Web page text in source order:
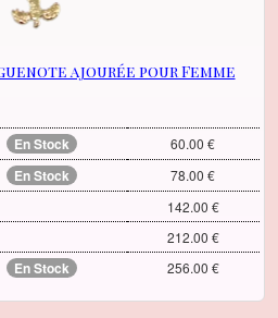
ajourée pour Femme
En Stock
60.00 €
En Stock
78.00 €
142.00 €
212.00 €
En Stock 256.00 €